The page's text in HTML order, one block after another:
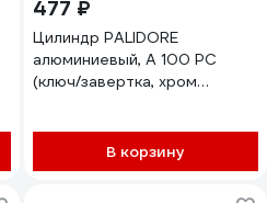
477 ₽
Цилиндр PALIDORE
алюминиевый, А 100 PС
(ключ/завертка, хром
В корзину